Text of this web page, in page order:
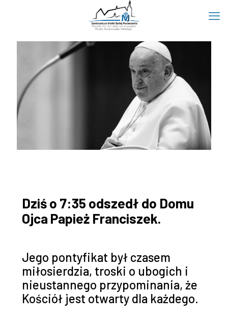
Dziś o 7:35 odszedł do Domu
Ojca Papież Franciszek.
Jego pontyfikat był czasem
miłosierdzia, troski o ubogich i
nieustannego przypominania, że
Kościół jest otwarty dla każdego.